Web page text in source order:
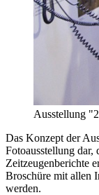
Ausstellung
Das Konzept der
Fotoausstellung dar,
Zeitzeugenberichte
Broschüre mit allen
werden.